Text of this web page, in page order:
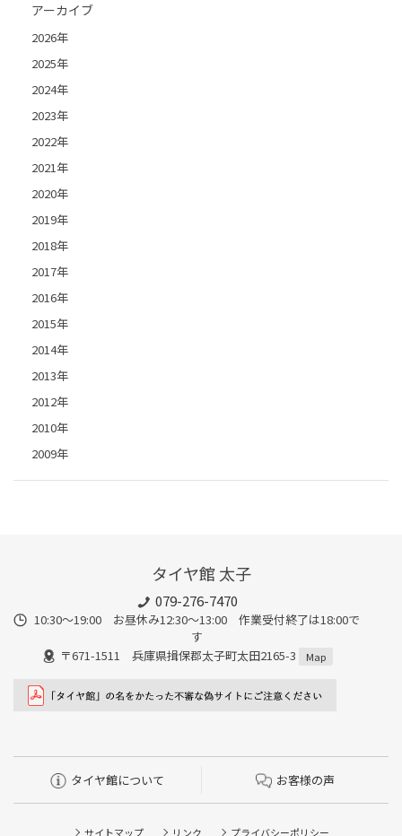
アーカイブ
2026年
2025年
2024年
2023年
2022年
2021年
2020年
2019年
2018年
2017年
2016年
2015年
2014年
2013年
2012年
2010年
2009年
タイヤ館 太子
079-276-7470
10:30～19:00 お昼休み12:30～13:00 作業受付終了は18:00で
す
〒671-1511 兵庫県揖保郡太子町太田2165-3
Map
タイヤ館について お客様の声
サイトマップ リンク プライバシーポリシー